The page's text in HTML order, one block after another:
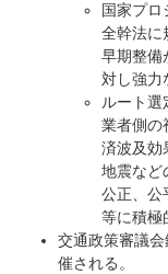
国家プロ
全幹法に
早期整備
対し強力
ルート
業者側の
済波及効
地震など
公正、公
等に積極
交通政策審議
催される。